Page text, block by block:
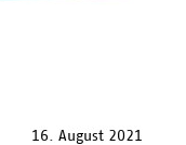
16. August 2021